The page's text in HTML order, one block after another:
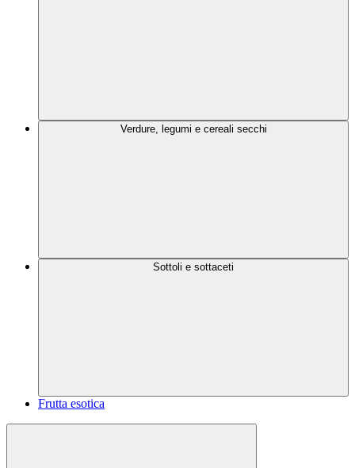
Verdure, legumi e cereali secchi
Sottoli e sottaceti
Frutta esotica